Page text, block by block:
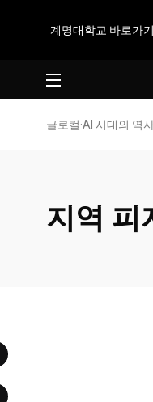
계명대학교 바로가기
글로컬·AI 시대의 역
지역 피